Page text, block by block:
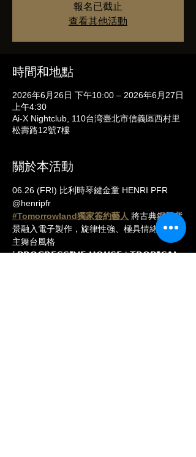
報名已截止
查看其他活動
時間和地點
2026年6月26日 下午10:00 – 2026年6月27日
上午4:30
Ai-X Nightclub, 110台湾臺北市信義區西村里
松壽路12號7樓
關於本活動
06.26 (FRI) 比利時琴鍵金童 HENRI PFR
@henripfr
#Tomorrowland獨家簽約藝人 將古典鋼琴背
景融入電子製作，旋律性強、極具情緒驅動的
主舞台風格
[ 𝗣𝗥𝗢𝗚𝗥𝗘𝗦𝗦𝗜𝗩𝗘 𝗛𝗢𝗨𝗦𝗘 | 𝗧𝗥𝗢𝗣𝗜𝗖𝗔𝗟